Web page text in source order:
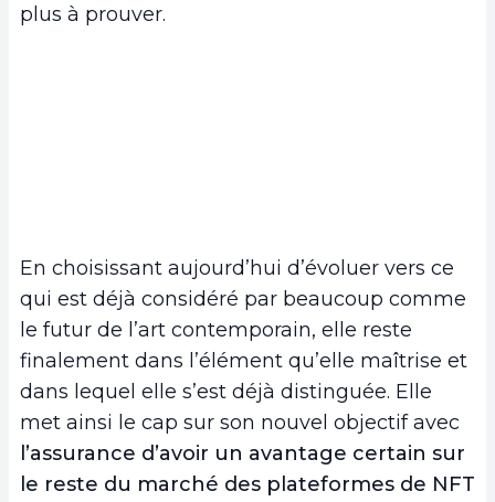
plus à prouver.
En choisissant aujourd’hui d’évoluer vers ce
qui est déjà considéré par beaucoup comme
le futur de l’art contemporain, elle reste
finalement dans l’élément qu’elle maîtrise et
dans lequel elle s’est déjà distinguée. Elle
met ainsi le cap sur son nouvel objectif avec
l’assurance d’avoir un avantage certain sur
le reste du marché des plateformes de NFT